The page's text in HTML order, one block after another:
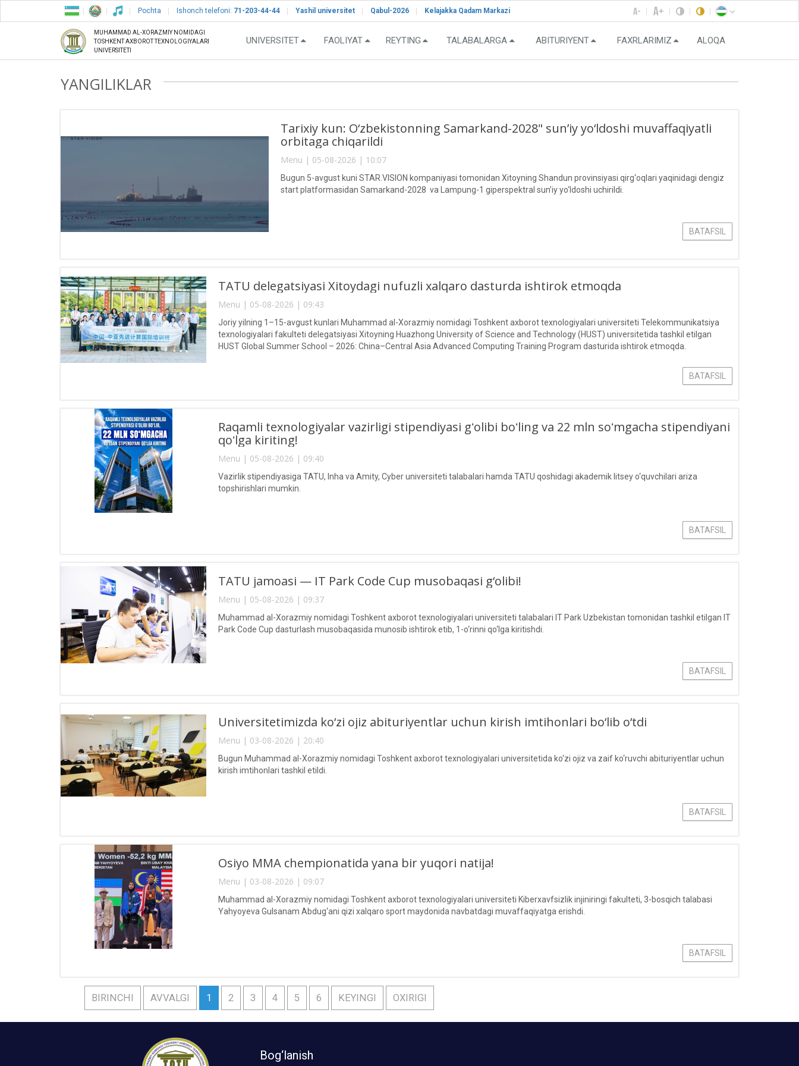
Pochta Ishonch telefoni: 71-203-44-44 Yashil universitet Qabul-2026 Kelajakka Qadam Markazi
MUHAMMAD AL-XORAZMIY NOMIDAGI
TOSHKENT AXBOROT TEXNOLOGIYALARI
UNIVERSITETI
UNIVERSITET FAOLIYAT REYTING TALABALARGA ABITURIYENT FAXRLARIMIZ ALOQA
YANGILIKLAR
Tarixiy kun: O‘zbekistonning Samarkand-2028" sun’iy yo‘ldoshi muvaffaqiyatli
orbitaga chiqarildi
Menu | 05-08-2026 | 10:07
Bugun 5-avgust kuni STAR.VISION kompaniyasi tomonidan Xitoyning Shandun provinsiyasi qirg‘oqlari yaqinidagi dengiz
start platformasidan Samarkand-2028 va Lampung-1 giperspektral sun’iy yo‘ldoshi uchirildi.
BATAFSIL
TATU delegatsiyasi Xitoydagi nufuzli xalqaro dasturda ishtirok etmoqda
Menu | 05-08-2026 | 09:43
Joriy yilning 1–15-avgust kunlari Muhammad al-Xorazmiy nomidagi Toshkent axborot texnologiyalari universiteti Telekommunikatsiya
texnologiyalari fakulteti delegatsiyasi Xitoyning Huazhong University of Science and Technology (HUST) universitetida tashkil etilgan
HUST Global Summer School – 2026: China–Central Asia Advanced Computing Training Program dasturida ishtirok etmoqda.
BATAFSIL
Raqamli texnologiyalar vazirligi stipendiyasi gʻolibi boʻling va 22 mln soʻmgacha stipendiyani
qoʻlga kiriting!
Menu | 05-08-2026 | 09:40
Vazirlik stipendiyasiga TATU, Inha va Amity, Cyber universiteti talabalari hamda TATU qoshidagi akademik litsey o‘quvchilari ariza
topshirishlari mumkin.
BATAFSIL
TATU jamoasi — IT Park Code Cup musobaqasi g‘olibi!
Menu | 05-08-2026 | 09:37
Muhammad al-Xorazmiy nomidagi Toshkent axborot texnologiyalari universiteti talabalari IT Park Uzbekistan tomonidan tashkil etilgan IT
Park Code Cup dasturlash musobaqasida munosib ishtirok etib, 1-o‘rinni qo‘lga kiritishdi.
BATAFSIL
Universitetimizda ko‘zi ojiz abituriyentlar uchun kirish imtihonlari bo‘lib o‘tdi
Menu | 03-08-2026 | 20:40
Bugun Muhammad al-Xorazmiy nomidagi Toshkent axborot texnologiyalari universitetida ko‘zi ojiz va zaif ko‘ruvchi abituriyentlar uchun
kirish imtihonlari tashkil etildi.
BATAFSIL
Osiyo MMA chempionatida yana bir yuqori natija!
Menu | 03-08-2026 | 09:07
Muhammad al-Xorazmiy nomidagi Toshkent axborot texnologiyalari universiteti Kiberxavfsizlik injiniringi fakulteti, 3-bosqich talabasi
Yahyoyeva Gulsanam Abdug‘ani qizi xalqaro sport maydonida navbatdagi muvaffaqiyatga erishdi.
BATAFSIL
BIRINCHI AVVALGI 1 2 3 4 5 6 KEYINGI OXIRIGI
Bog‘lanish